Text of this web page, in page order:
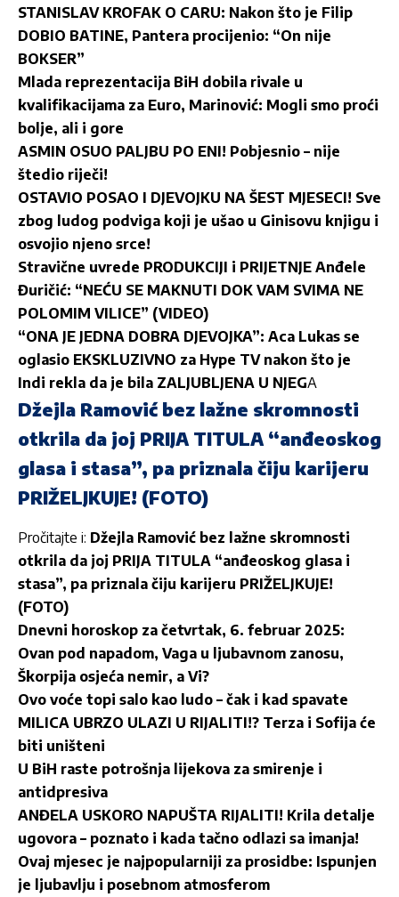
STANISLAV KROFAK O CARU: Nakon što je Filip
DOBIO BATINE, Pantera procijenio: “On nije
BOKSER”
Mlada reprezentacija BiH dobila rivale u
kvalifikacijama za Euro, Marinović: Mogli smo proći
bolje, ali i gore
ASMIN OSUO PALJBU PO ENI! Pobjesnio – nije
štedio riječi!
OSTAVIO POSAO I DJEVOJKU NA ŠEST MJESECI! Sve
zbog ludog podviga koji je ušao u Ginisovu knjigu i
osvojio njeno srce!
Stravične uvrede PRODUKCIJI i PRIJETNJE Anđele
Đuričić: “NEĆU SE MAKNUTI DOK VAM SVIMA NE
POLOMIM VILICE” (VIDEO)
“ONA JE JEDNA DOBRA DJEVOJKA”: Aca Lukas se
oglasio EKSKLUZIVNO za Hype TV nakon što je
Indi rekla da je bila ZALJUBLJENA U NJEGA
Džejla Ramović bez lažne skromnosti
otkrila da joj PRIJA TITULA “anđeoskog
glasa i stasa”, pa priznala čiju karijeru
PRIŽELJKUJE! (FOTO)
Pročitajte i: Džejla Ramović bez lažne skromnosti
otkrila da joj PRIJA TITULA “anđeoskog glasa i
stasa”, pa priznala čiju karijeru PRIŽELJKUJE!
(FOTO)
Dnevni horoskop za četvrtak, 6. februar 2025:
Ovan pod napadom, Vaga u ljubavnom zanosu,
Škorpija osjeća nemir, a Vi?
Ovo voće topi salo kao ludo – čak i kad spavate
MILICA UBRZO ULAZI U RIJALITI!? Terza i Sofija će
biti uništeni
U BiH raste potrošnja lijekova za smirenje i
antidpresiva
ANĐELA USKORO NAPUŠTA RIJALITI! Krila detalje
ugovora – poznato i kada tačno odlazi sa imanja!
Ovaj mjesec je najpopularniji za prosidbe: Ispunjen
je ljubavlju i posebnom atmosferom